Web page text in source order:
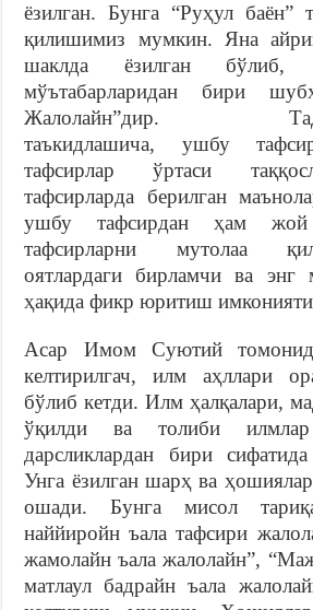
ёзилган. Бунга “Руҳул баён”
қилишимиз мумкин. Яна
шаклда ёзилган бўлиб,
мўътабарларидан бири
Жалолайн”дир.
таъкидлашича, ушбу
тафсирлар ўртаси
тафсирларда берилган
ушбу тафсирдан ҳам
тафсирларни мутолаа
оятлардаги бирламчи ва энг
ҳақида фикр юритиш
Асар Имом Суютий
келтирилгач, илм аҳллари
бўлиб кетди. Илм ҳалқалари,
ўқилди ва толиби
дарсликлардан бири
Унга ёзилган шарҳ ва
ошади. Бунга мисол
наййиройн ъала тафсири
жамолайн ъала жалолайн”,
матлаул бадрайн ъала